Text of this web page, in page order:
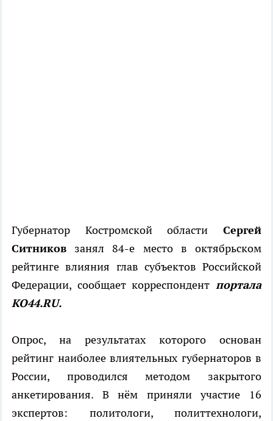
Губернатор Костромской области Сергей
Ситников занял 84-е место в октябрьском
рейтинге влияния глав субъектов Российской
Федерации, сообщает корреспондент портала
КО44.RU.
Опрос, на результатах которого основан
рейтинг наиболее влиятельных губернаторов в
России, проводился методом закрытого
анкетирования. В нём приняли участие 16
экспертов: политологи, политтехнологи,